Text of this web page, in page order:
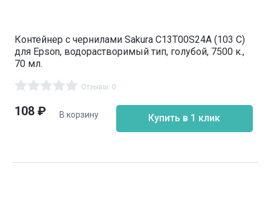
Контейнер с чернилами Sakura C13T00S24A (103 C)
для Epson, водорастворимый тип, голубой, 7500 к.,
70 мл.
Отзывы: 0
108 ₽ В корзину Купить в 1 клик